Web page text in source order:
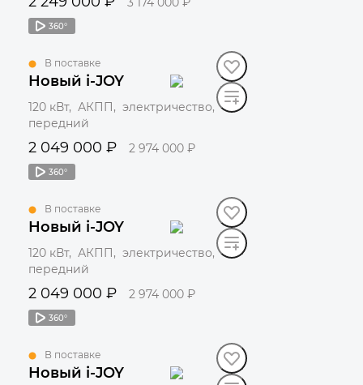
360°
В поставке
Новый i-JOY
120 кВт, АКПП, электричество,
передний
2 049 000 ₽ 2 974 000 ₽
360°
В поставке
Новый i-JOY
120 кВт, АКПП, электричество,
передний
2 049 000 ₽ 2 974 000 ₽
360°
В поставке
Новый i-JOY